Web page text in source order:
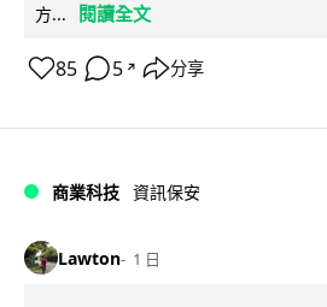
方...
閱讀全文
85 5 ↗ 分享
商業科技 資訊保安
Lawton 1 日